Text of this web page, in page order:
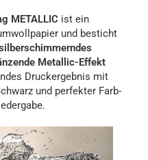
METALLIC ist ein
und besticht
Metallic-Effekt
Druckergebnis mit
und perfekter Farb-